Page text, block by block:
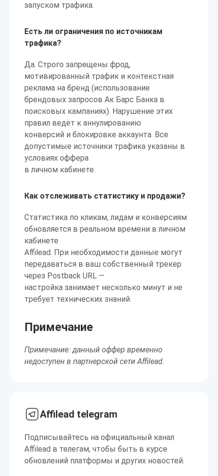
запуском трафика.
Есть ли ограничения по источникам
трафика?
Да. Строго запрещены фрод,
мотивированный трафик и контекстная
реклама на бренд (использование
брендовых запросов Ак Барс Банка в
поисковых кампаниях). Нарушение этих
правил ведёт к аннулированию
конверсий и блокировке аккаунта. Все
допустимые источники трафика указаны в
условиях оффера
в личном кабинете.
Как отслеживать статистику и продажи?
Статистика по кликам, лидам и конверсиям
обновляется в реальном времени в личном
кабинете
Affilead. При необходимости данные могут
передаваться в ваш собственный трекер
через Postback URL —
настройка занимает несколько минут и не
требует технических знаний.
Примечание
Примечание: данный оффер временно
недоступен в партнерской сети Affilead.
Affilead telegram
Подписывайтесь на официальный канал
Affilead в телегам, чтобы быть в курсе
обновлений платформы и других новостей.